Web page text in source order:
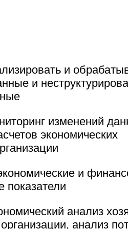
и
и
изменений
экономических
и
показатели
анализ
анализ